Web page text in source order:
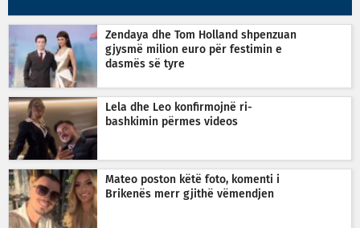
Zendaya dhe Tom Holland shpenzuan
gjysmë milion euro për festimin e
dasmës së tyre
Lela dhe Leo konfirmojnë ri-
bashkimin përmes videos
Mateo poston këtë foto, komenti i
Brikenës merr gjithë vëmendjen